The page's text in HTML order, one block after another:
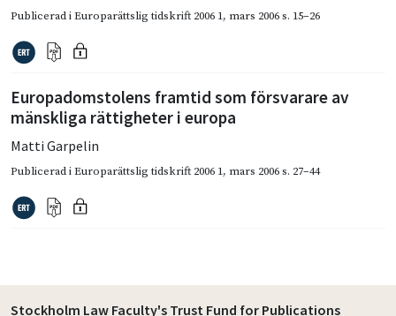
Publicerad iEuroparättslig tidskrift 2006 1, mars 2006s. 15–26
Europadomstolens framtid som försvarare av
mänskliga rättigheter i europa
Matti Garpelin
Publicerad iEuroparättslig tidskrift 2006 1, mars 2006s. 27–44
Stockholm Law Faculty's Trust Fund for Publications